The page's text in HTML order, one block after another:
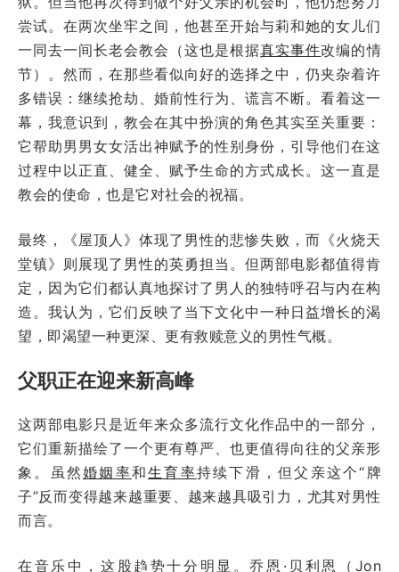
尝试。在两次坐牢之间，他甚至开始与莉和她的女儿们
一同去一间长老会教会（这也是根据真实事件改编的情
节）。然而，在那些看似向好的选择之中，仍夹杂着许
多错误：继续抢劫、婚前性行为、谎言不断。看着这一
幕，我意识到，教会在其中扮演的角色其实至关重要：
它帮助男男女女活出神赋予的性别身份，引导他们在这
过程中以正直、健全、赋予生命的方式成长。这一直是
教会的使命，也是它对社会的祝福。
最终，《屋顶人》体现了男性的悲惨失败，而《火烧天
堂镇》则展现了男性的英勇担当。但两部电影都值得肯
定，因为它们都认真地探讨了男人的独特呼召与内在构
造。我认为，它们反映了当下文化中一种日益增长的渴
望，即渴望一种更深、更有救赎意义的男性气概。
父职正在迎来新高峰
这两部电影只是近年来众多流行文化作品中的一部分，
它们重新描绘了一个更有尊严、也更值得向往的父亲形
象。虽然婚姻率和生育率持续下滑，但父亲这个“牌
子”反而变得越来越重要、越来越具吸引力，尤其对男性
而言。
在音乐中，这股趋势十分明显。乔恩·贝利恩（Jon